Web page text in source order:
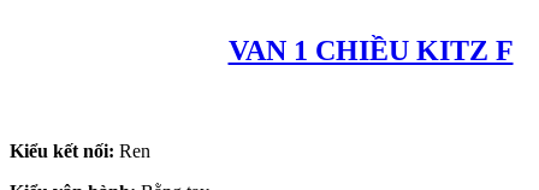
VAN 1 CHIỀU KITZ F
Kiểu kết nối: Ren